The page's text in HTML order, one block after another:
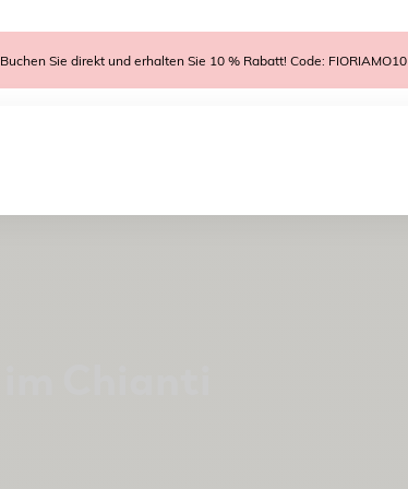
Buchen Sie direkt und erhalten Sie 10 % Rabatt! Code: FIORIAMO10